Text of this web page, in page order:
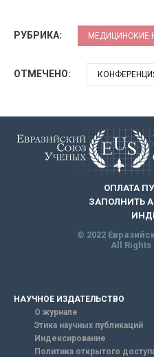
РУБРИКА: МЕДИЦИНСКИЕ
ОТМЕЧЕНО:
ОПЛАТА
ЗАПОЛНИТЬ
© 2022
All Rights
НАУЧНОЕ ИЗДАТЕЛЬСТВО
О журнале
Этика научных публикаций
Индексирование
Политика открытого